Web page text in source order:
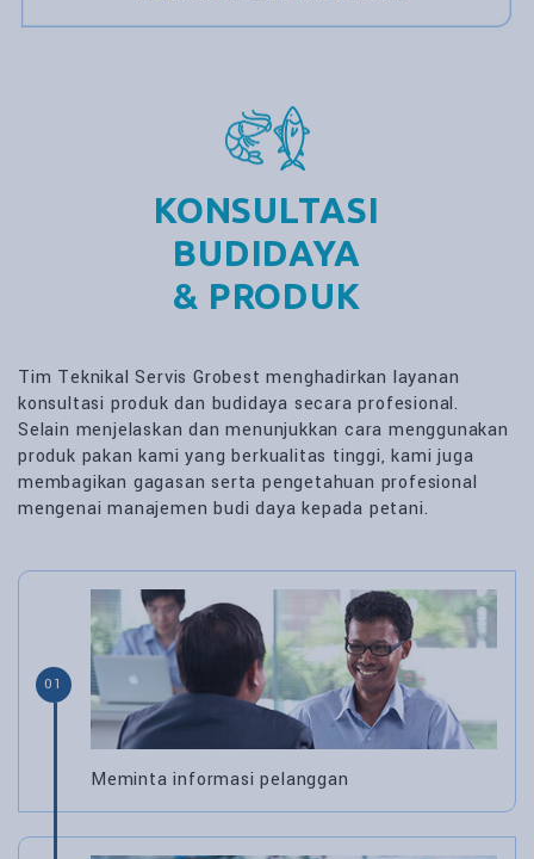
KONSULTASI
BUDIDAYA
& PRODUK
Tim Teknikal Servis Grobest menghadirkan layanan
konsultasi produk dan budidaya secara profesional.
Selain menjelaskan dan menunjukkan cara menggunakan
produk pakan kami yang berkualitas tinggi, kami juga
membagikan gagasan serta pengetahuan profesional
mengenai manajemen budi daya kepada petani.
01
Meminta informasi pelanggan